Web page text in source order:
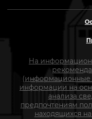
На
(информационные
информации на
анализа
предпочтениям
находящихся